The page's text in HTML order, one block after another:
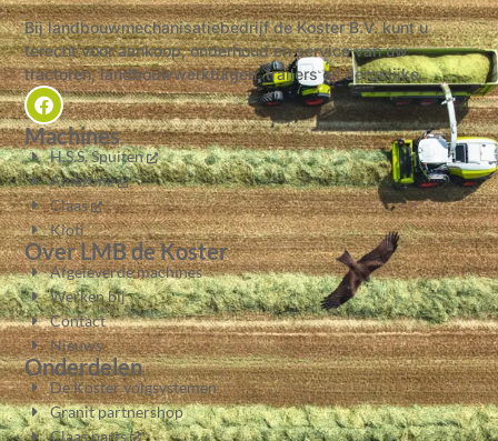
Bij landbouwmechanisatiebedrijf de Koster B.V. kunt u
terecht voor aankoop, onderhoud en service van uw
tractoren, landbouwwerktuigen, trailers en dergelijke.
Machines
H.S.S. Spuiten
Amazone
Claas
Kioti
Over LMB de Koster
Afgeleverde machines
Werken bij
Contact
Nieuws
Onderdelen
De Koster volgsystemen
Granit partnershop
Claas parts